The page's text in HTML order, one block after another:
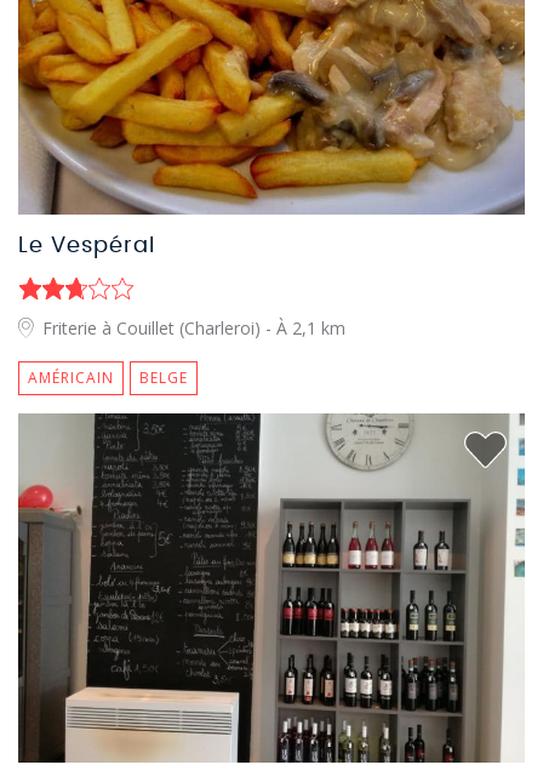
Le Vespéral
Friterie à Couillet (Charleroi) - À 2,1 km
AMÉRICAIN BELGE